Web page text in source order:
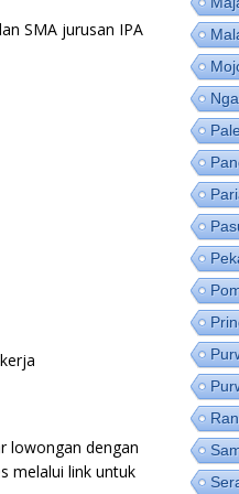
SMA jurusan IPA
lowongan dengan
melalui link untuk